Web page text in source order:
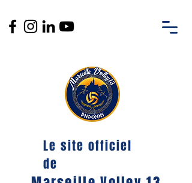
Le site officiel
de